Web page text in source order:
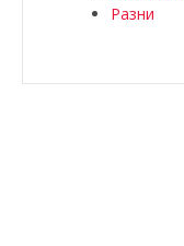
Разни